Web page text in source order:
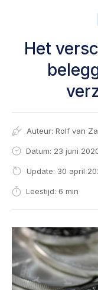
Het
Auteur: Rolf van
Datum: 23 juni
Update: 30 april
Leestijd: 6 min